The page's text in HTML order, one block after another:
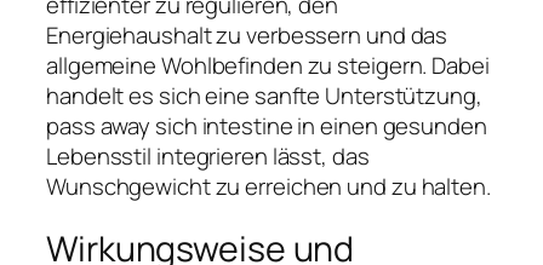
Energiehaushalt zu verbessern und das
allgemeine Wohlbefinden zu steigern. Dabei
handelt es sich eine sanfte Unterstützung,
pass away sich intestine in einen gesunden
Lebensstil integrieren lässt, das
Wunschgewicht zu erreichen und zu halten.
Wirkungsweise und